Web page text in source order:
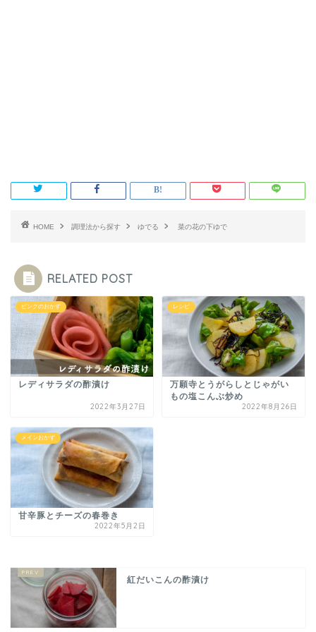
HOME 調理法から探す ゆでる 菜の花の下ゆで
RELATED POST
ピンクのおかず
レディサラダの酢漬け
2022年3月27日
レシピ
万願寺とうがらしとじゃがい
もの塩こんぶ炒め
2022年8月26日
メインおかず
甘辛豚とチーズの春巻き
2022年5月2日
紅だいこんの酢漬け